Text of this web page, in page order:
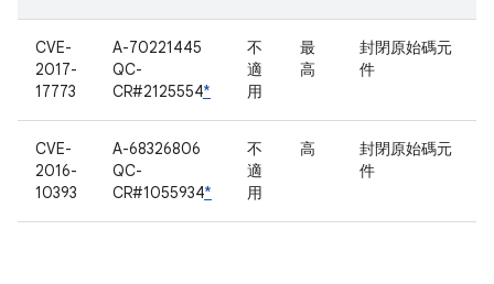
CVE-
2017-
17773
A-70221445
QC-
CR#2125554*
不
適
用
最
高
封閉原始碼元
件
CVE-
2016-
10393
A-68326806
QC-
CR#1055934*
不
適
用
高
封閉原始碼元
件